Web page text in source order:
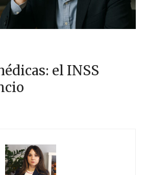
el INSS